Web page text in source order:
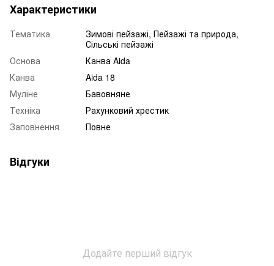
Характеристики
Тематика
Зимові пейзажі, Пейзажі та природа,
Сільські пейзажі
Основа
Канва Aida
Канва
Aida 18
Муліне
Бавовняне
Техніка
Рахунковий хрестик
Заповнення
Повне
Відгуки
Додайте перший відгук